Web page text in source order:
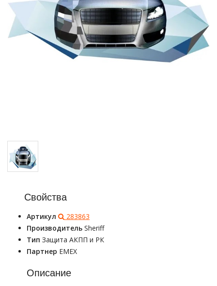
Свойства
Артикул
283863
Производитель Sheriff
Тип Защита АКПП и РК
Партнер EMEX
Описание